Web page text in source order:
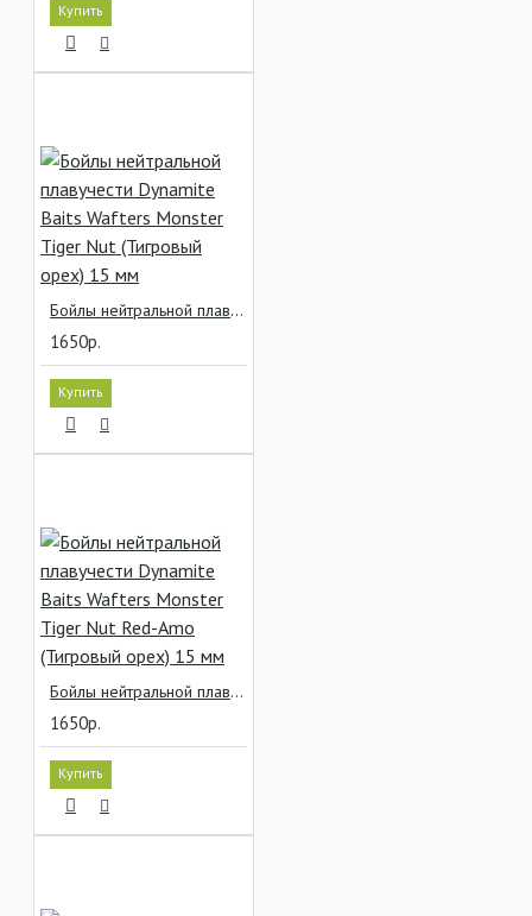
Купить
Бойлы нейтральной плавучести Dynamite Baits Wafters Monster Tiger Nut (Тигровый орех) 15 мм
1650р.
Купить
Бойлы нейтральной плавучести Dynamite Baits Wafters Monster Tiger Nut Red-Amo (Тигровый орех) 15 мм
1650р.
Купить